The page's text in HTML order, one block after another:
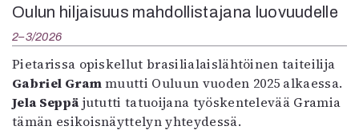
Oulun hiljaisuus mahdollistajana luovuudelle
2–3/2026
Pietarissa opiskellut brasilialaislähtöinen taiteilija
Gabriel Grammuutti Ouluun vuoden 2025 alkaessa.
Jela Seppä jututti tatuoijana työskentelevää Gramia
tämän esikoisnäyttelyn yhteydessä.